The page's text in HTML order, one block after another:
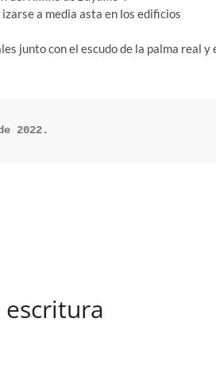
a media asta en los edificios
junto con el escudo de la palma real y
2022.
escritura